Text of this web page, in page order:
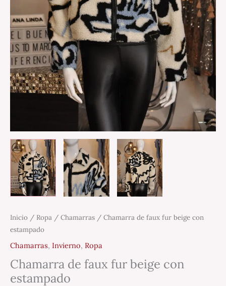
Inicio / Ropa / Chamarras / Chamarra de faux fur beige con
estampado
Chamarras, Invierno, Ropa
Chamarra de faux fur beige con
estampado